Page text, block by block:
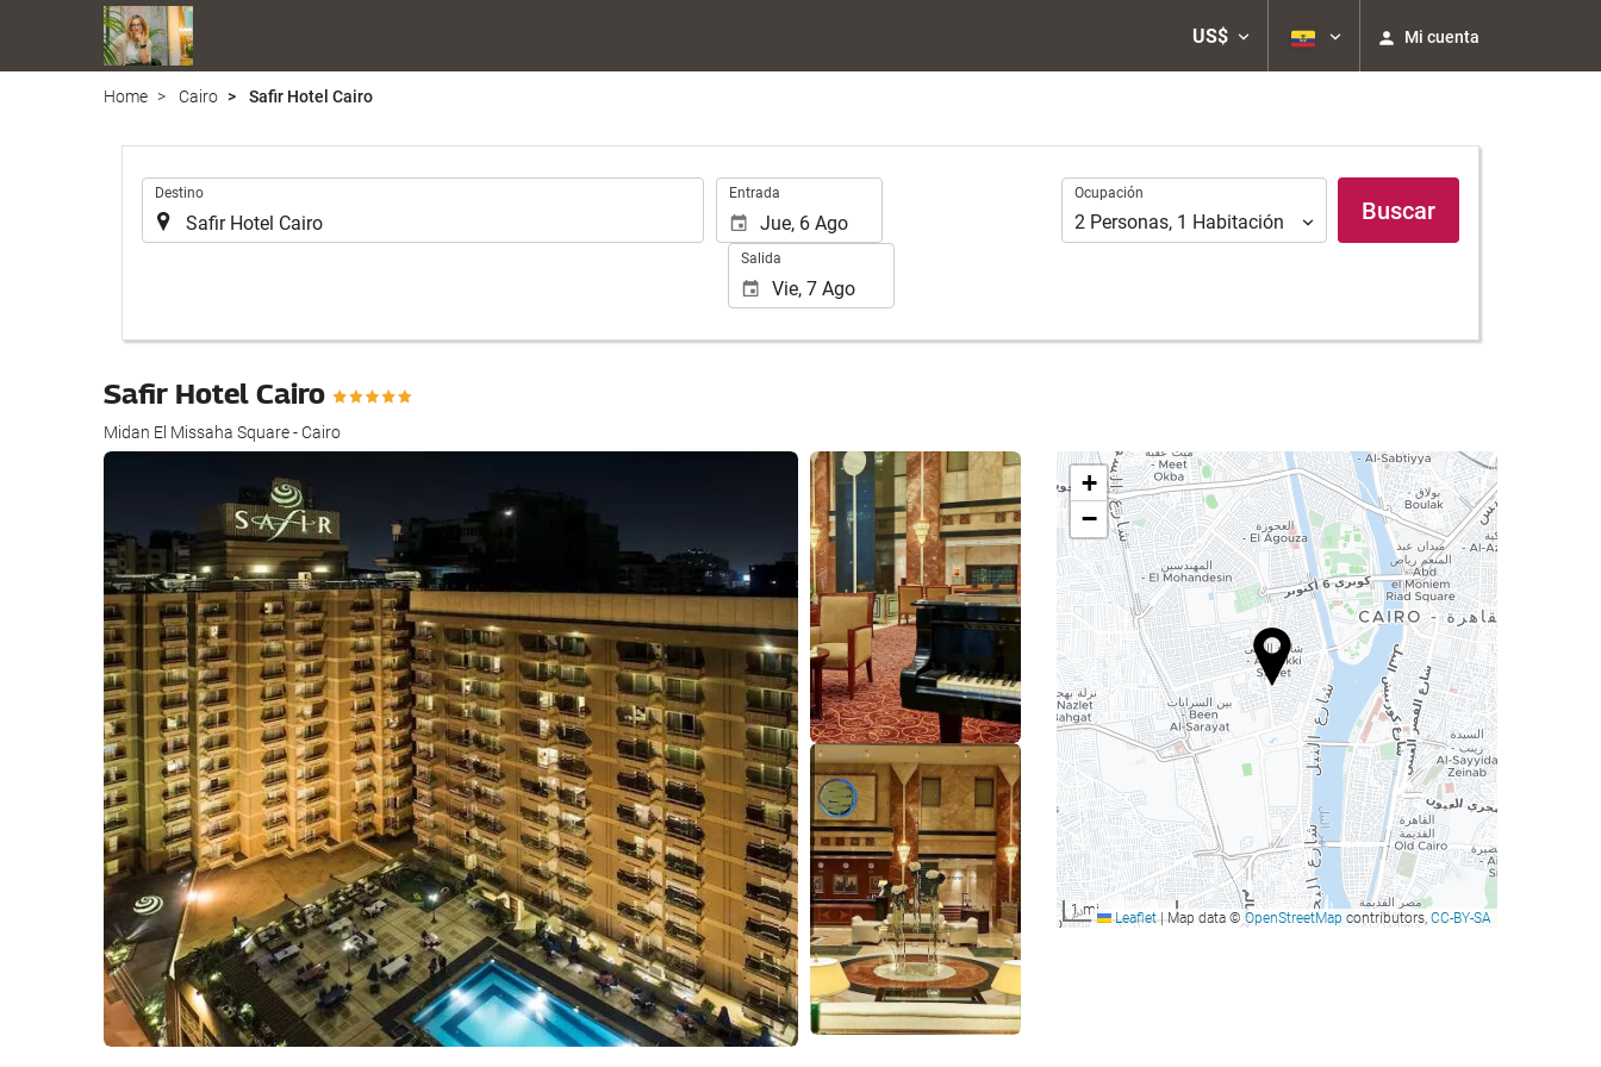
US$ Mi cuenta
Home Cairo Safir Hotel Cairo
Destino Entrada
Salida
Ocupación
Ocupación
2 Personas, 1 Habitación Buscar
Safir Hotel Cairo
Midan El Missaha Square - Cairo
Ver 3 fotos
+
−
1 mi Leaflet |Map data © OpenStreetMap contributors, CC-BY-SA